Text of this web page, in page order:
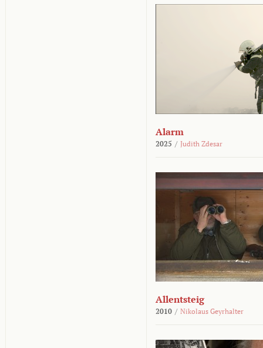
Alarm
2025 / Judith Zdesar
Allentsteig
2010 / Nikolaus Geyrhalter